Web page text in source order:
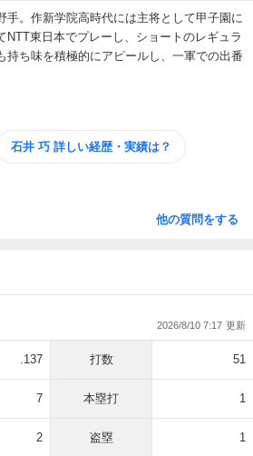
手。作新学院高時代には主将として甲子園に
NTT東日本でプレーし、ショートのレギュラ
持ち味を積極的にアピールし、一軍での出番
石井 巧 詳しい​経歴・​実績は？
他の質問をする
2026/8/10 7:17
.137 打数 51
7 本塁打 1
2 盗塁 1